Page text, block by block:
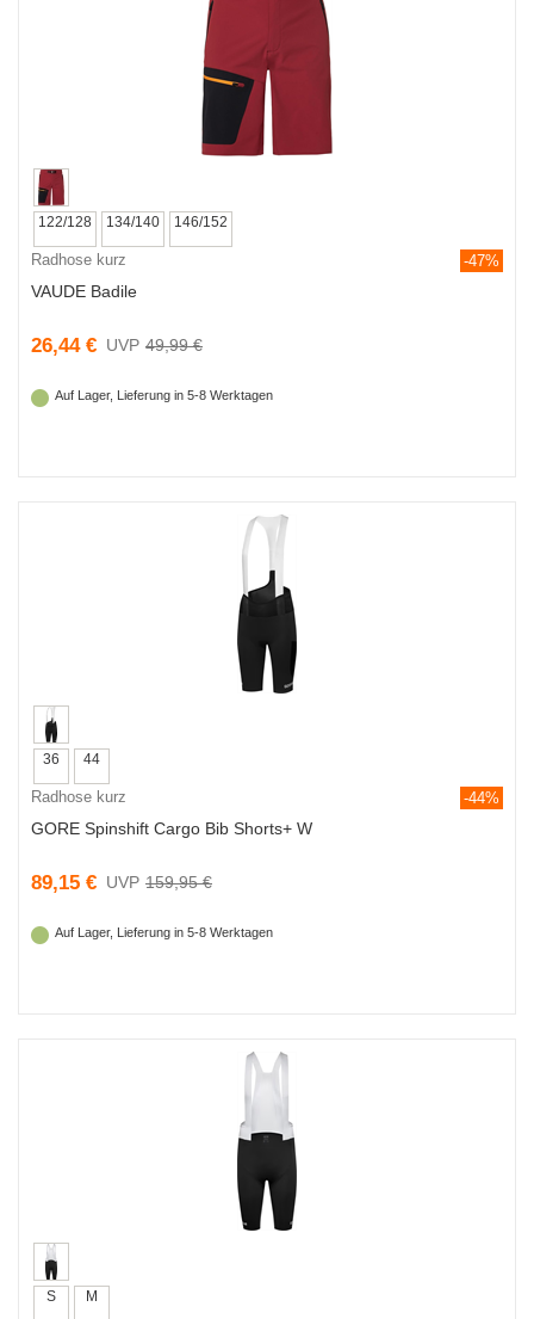
122/128 134/140 146/152
Radhose kurz -47%
VAUDE Badile
26,44 € 49,99 €
Auf Lager, Lieferung in 5-8 Werktagen
36 44
Radhose kurz -44%
GORE Spinshift Cargo Bib Shorts+ W
89,15 € 159,95 €
Auf Lager, Lieferung in 5-8 Werktagen
S M